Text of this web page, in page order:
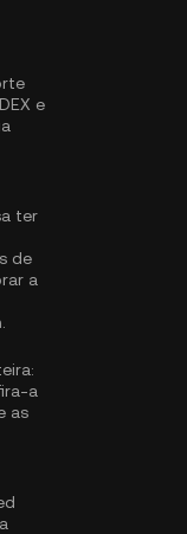
e
ter
de
a
a
as